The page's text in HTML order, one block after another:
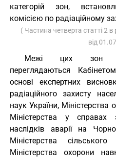
категорій зон,
комісією по радіаційному
( Частина четверта статті 2 в
від
Межі цих зон
переглядаються
основі експертних
радіаційного захисту
наук України, Міністерства
Міністерства у справах
наслідків аварії на
Міністерства
Міністерства охорони